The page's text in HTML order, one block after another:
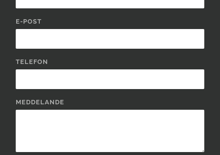
E-POST
TELEFON
MEDDELANDE